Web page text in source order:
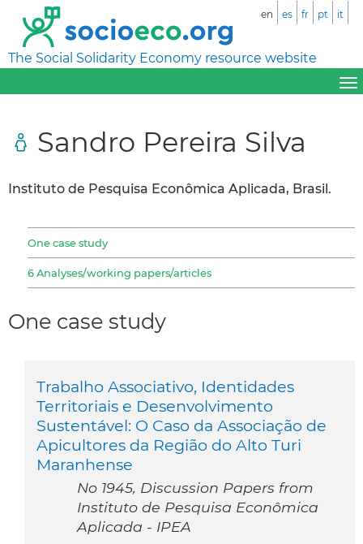
The Social Solidarity Economy resource website
en es fr pt it
Sandro Pereira Silva
Instituto de Pesquisa Econômica Aplicada, Brasil.
One case study
6 Analyses/working papers/articles
One case study
Trabalho Associativo, Identidades
Territoriais e Desenvolvimento
Sustentável: O Caso da Associação de
Apicultores da Região do Alto Turi
Maranhense
No 1945, Discussion Papers from
Instituto de Pesquisa Econômica
Aplicada - IPEA